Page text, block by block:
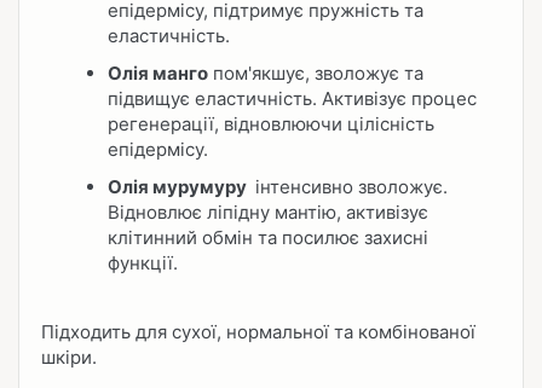
епідермісу, підтримує пружність та
еластичність.
Олія манго пом'якшує, зволожує та
підвищує еластичність. Активізує процес
регенерації, відновлюючи цілісність
епідермісу.
Олія мурумуру інтенсивно зволожує.
Відновлює ліпідну мантію, активізує
клітинний обмін та посилює захисні
функції.
Підходить для сухої, нормальної та комбінованої
шкіри.